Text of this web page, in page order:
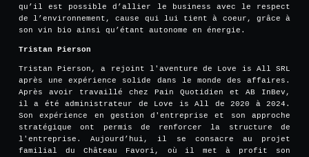
qu’il est possible d’allier le business avec le respect
de l’environnement, cause qui lui tient à coeur, grâce à
son vin bio ainsi qu’étant autonome en énergie.
Tristan Pierson
Tristan Pierson, a rejoint l'aventure de Love is All SRL
après une expérience solide dans le monde des affaires.
Après avoir travaillé chez Pain Quotidien et AB InBev,
il a été administrateur de Love is All de 2020 à 2024.
Son expérience en gestion d'entreprise et son approche
stratégique ont permis de renforcer la structure de
l'entreprise. Aujourd’hui, il se consacre au projet
familial du Château Favori, où il met à profit son